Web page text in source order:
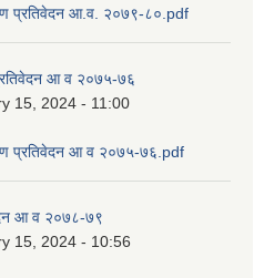
प्रतिवेदन आ.व. २०७९-८०.pdf
प्रतिवेदन आ व २०७५-७६
15, 2024 - 11:00
प्रतिवेदन आ व २०७५-७६.pdf
आ व २०७८-७९
15, 2024 - 10:56